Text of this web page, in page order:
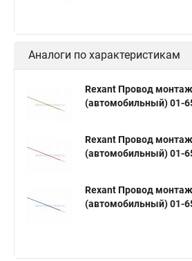
Аналоги по характеристикам
Rexant Провод
(автомобильный) 01-
Rexant Провод
(автомобильный) 01-
Rexant Провод
(автомобильный) 01-